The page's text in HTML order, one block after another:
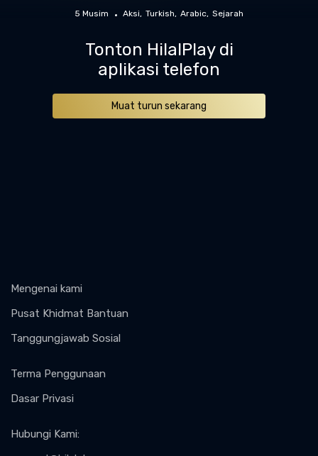
5 Musim Aksi Turkish Arabic Sejarah
Tonton HilalPlay di
aplikasi telefon
Muat turun sekarang
Mengenai kami
Pusat Khidmat Bantuan
Tanggungjawab Sosial
Terma Penggunaan
Dasar Privasi
Hubungi Kami: